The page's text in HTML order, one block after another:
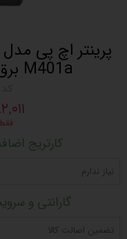
M401a برق 220 ولت فابریک
فقط ۱ عدد باقیمانده
کارتریج
نیاز ندارم
گارانتی و
تضمین اصالت کالا